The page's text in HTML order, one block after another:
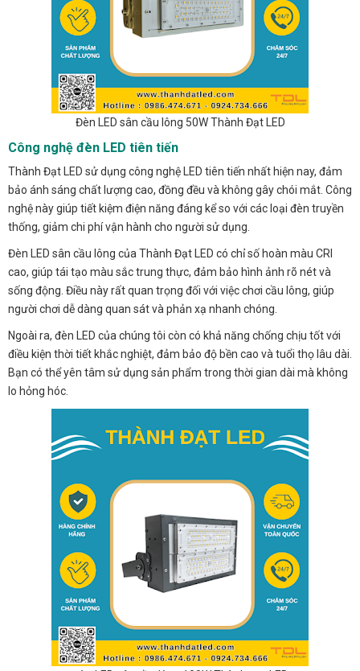
Đèn LED sân cầu lông 50W Thành Đạt LED
Công nghệ đèn LED tiên tiến
Thành Đạt LED sử dụng công nghệ LED tiên tiến nhất hiện nay, đảm
bảo ánh sáng chất lượng cao, đồng đều và không gây chói mắt. Công
nghệ này giúp tiết kiệm điện năng đáng kể so với các loại đèn truyền
thống, giảm chi phí vận hành cho người sử dụng.
Đèn LED sân cầu lông của Thành Đạt LED có chỉ số hoàn màu CRI
cao, giúp tái tạo màu sắc trung thực, đảm bảo hình ảnh rõ nét và
sống động. Điều này rất quan trọng đối với việc chơi cầu lông, giúp
người chơi dễ dàng quan sát và phản xạ nhanh chóng.
Ngoài ra, đèn LED của chúng tôi còn có khả năng chống chịu tốt với
điều kiện thời tiết khắc nghiệt, đảm bảo độ bền cao và tuổi thọ lâu dài.
Bạn có thể yên tâm sử dụng sản phẩm trong thời gian dài mà không
lo hỏng hóc.